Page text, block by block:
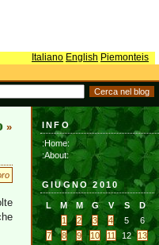
Italiano English Piemonteis
»
INFO
:Home:
:About:
GIUGNO 2010
L M M G V S
D
1
2 3 4 5
6
7
8 9 10 11 12
13